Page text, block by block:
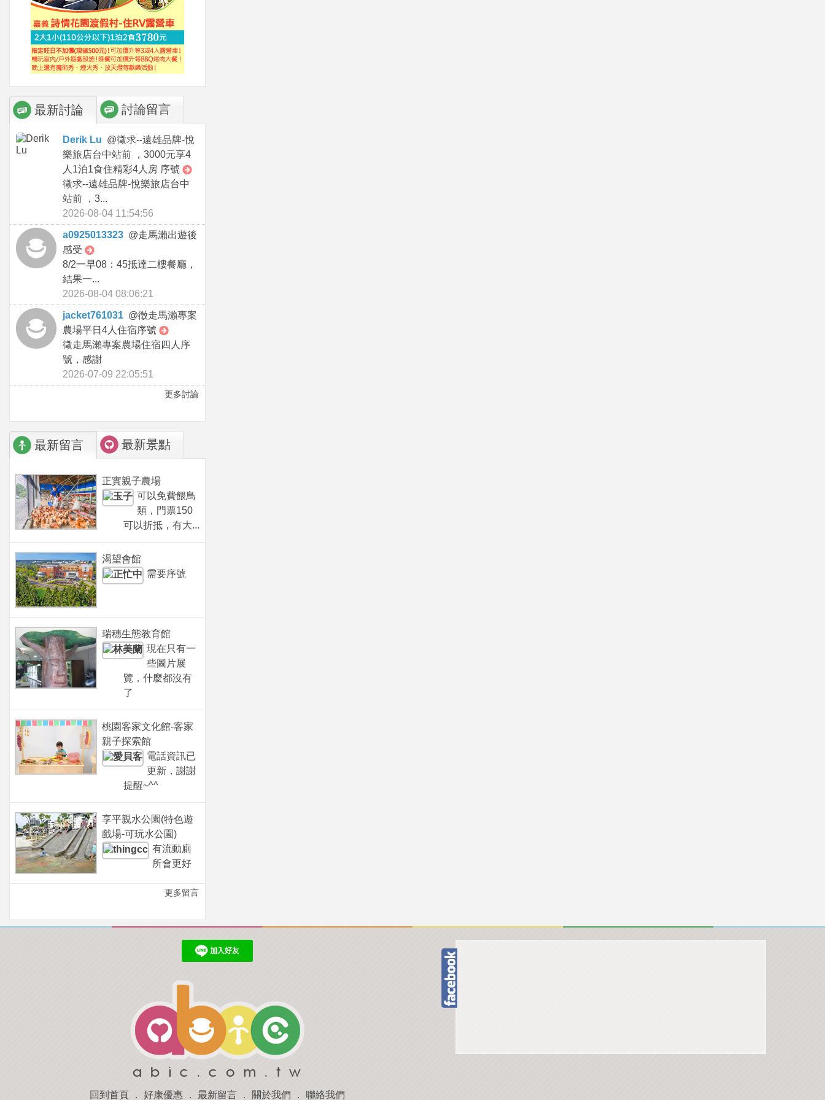
最新討論 討論留言
Derik Lu @徵求--遠雄品牌-悅
樂旅店台中站前 ，3000元享4
人1泊1食住精彩4人房 序號
徵求--遠雄品牌-悅樂旅店台中
站前 ，3...
2026-08-04 11:54:56
a0925013323 @走馬瀨出遊後
感受
8/2一早08：45抵達二樓餐廳，
結果一...
2026-08-04 08:06:21
jacket761031 @徵走馬瀨專案
農場平日4人住宿序號
徵走馬瀨專案農場住宿四人序
號，感謝
2026-07-09 22:05:51
更多討論
最新留言 最新景點
正實親子農場
可以免費餵鳥
類，門票150
可以折抵，有大...
渴望會館
需要序號
瑞穗生態教育館
現在只有一
些圖片展
覽，什麼都沒有
了
桃園客家文化館-客家
親子探索館
電話資訊已
更新，謝謝
提醒~^^
享平親水公園(特色遊
戲場-可玩水公園)
有流動廁
所會更好
更多留言
回到首頁 ． 好康優惠 ． 最新留言 ． 關於我們 ． 聯絡我們